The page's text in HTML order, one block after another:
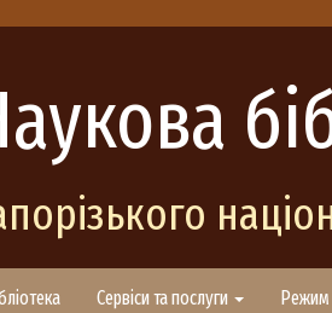
Сервіси та послуги Режим